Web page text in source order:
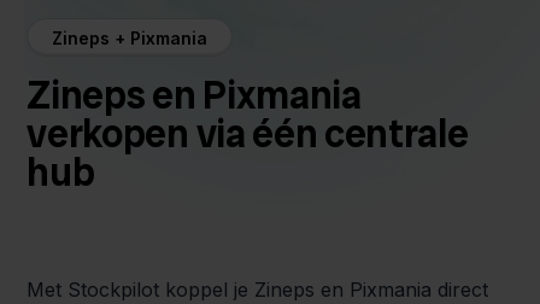
Zineps + Pixmania
Zineps en Pixmania
verkopen via één centrale
hub
Met Stockpilot koppel je Zineps en Pixmania direct